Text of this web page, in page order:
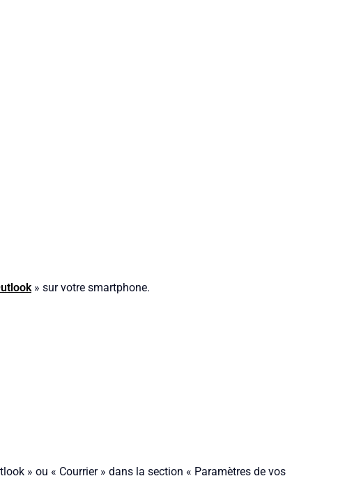
» sur votre smartphone.
» ou « Courrier » dans la section « Paramètres de vos